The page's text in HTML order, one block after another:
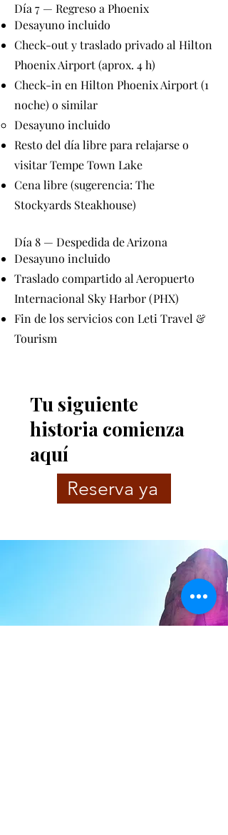
Día 7 — Regreso a Phoenix
Desayuno incluido
Check-out y traslado privado al Hilton
Phoenix Airport (aprox. 4 h)
Check-in en Hilton Phoenix Airport (1
noche) o similar
Desayuno incluido
Resto del día libre para relajarse o
visitar Tempe Town Lake
Cena libre (sugerencia: The
Stockyards Steakhouse)
Día 8 — Despedida de Arizona
Desayuno incluido
Traslado compartido al Aeropuerto
Internacional Sky Harbor (PHX)
Fin de los servicios con Leti Travel &
Tourism
Tu siguiente
historia comienza
aquí
Reserva ya